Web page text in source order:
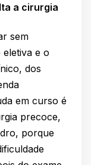
a cirurgia
sem
e o
dos
em curso é
precoce,
porque